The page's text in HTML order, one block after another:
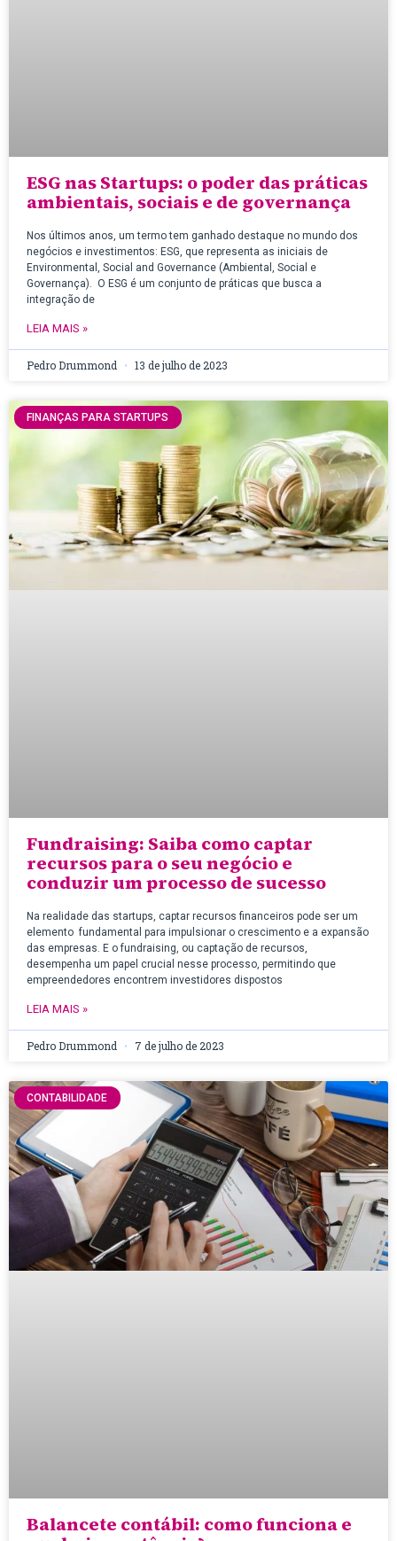
ESG nas Startups: o poder das práticas
ambientais, sociais e de governança
Nos últimos anos, um termo tem ganhado destaque no mundo dos
negócios e investimentos: ESG, que representa as iniciais de
Environmental, Social and Governance (Ambiental, Social e
Governança). O ESG é um conjunto de práticas que busca a
integração de
LEIA MAIS »
Pedro Drummond 13 de julho de 2023
FINANÇAS PARA STARTUPS
Fundraising: Saiba como captar
recursos para o seu negócio e
conduzir um processo de sucesso
Na realidade das startups, captar recursos financeiros pode ser um
elemento fundamental para impulsionar o crescimento e a expansão
das empresas. E o fundraising, ou captação de recursos,
desempenha um papel crucial nesse processo, permitindo que
empreendedores encontrem investidores dispostos
LEIA MAIS »
Pedro Drummond 7 de julho de 2023
CONTABILIDADE
Balancete contábil: como funciona e